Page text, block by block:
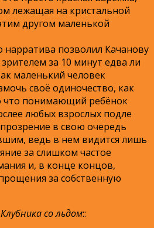
лежащая на кристальной
другом маленькой
позволил Качанову
за 10 минут едва ли
маленький человек
своё одиночество, как
что понимающий ребёнок
любых взрослых подле
в свою очередь
ведь в нем видится лишь
за слишком частое
и, в конце концов,
за собственную
Клубника со льдом::